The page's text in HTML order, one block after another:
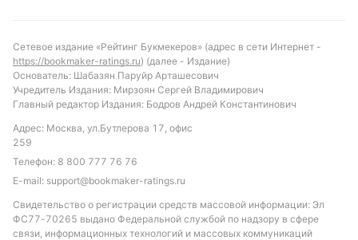
умеренную результативность в очных встречах.
Такой подход позволит минимизировать риски и
сделать прогноз более обоснованным.
Обновлено:
Автор
Питер Бьёрн
Сетевое издание «Рейтинг Букмекеров» (адрес в сети Интернет -
https://bookmaker-ratings.ru) (далее - Издание)
Основатель: Шабазян Паруйр Арташесович
Учредитель Издания: Мирзоян Сергей Владимирович
Главный редактор Издания: Бодров Андрей Константинович
Адрес: Москва, ул.Бутлерова 17, офис
259
Телефон: 8 800 777 76 76
E-mail: support@bookmaker-ratings.ru
Свидетельство о регистрации средств массовой информации: Эл
ФС77-70265 выдано Федеральной службой по надзору в сфере
связи, информационных технологий и массовых коммуникаций